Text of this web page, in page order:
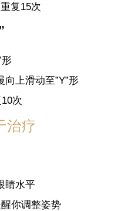
复15次
形
上滑动至”Y”形
次
治疗
睛水平
你调整姿势